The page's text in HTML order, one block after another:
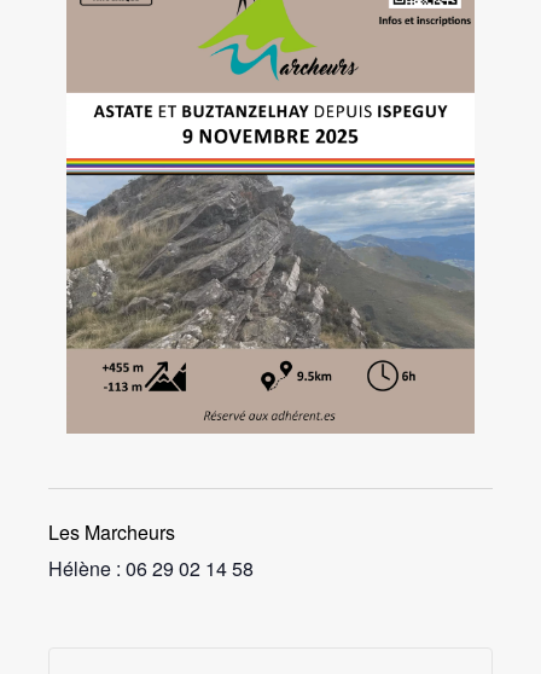
Les Marcheurs
Hélène : 06 29 02 14 58